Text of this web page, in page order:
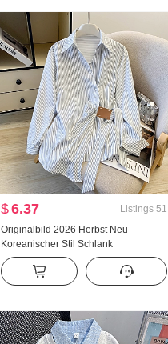
$6.37 Listings 51
Originalbild 2026 Herbst Neu
Koreanischer Stil Schlank
Ausländische Atmosphäre Design
Gefühl Nischenprodukt Gestreift
Tailliert Langarm Hemd Frauen